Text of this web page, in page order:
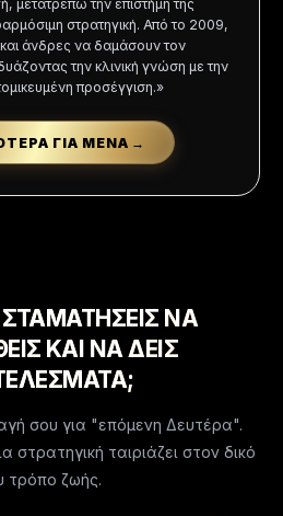
μετατρέπω την επιστήμη της
στρατηγική. Από το 2009,
άνδρες να δαμάσουν τον
την κλινική γνώση με την
προσέγγιση.»
ΓΙΑ ΜΕΝΑ →
ΝΑ
ΚΑΙ ΝΑ ΔΕΙΣ
σου για "επόμενη Δευτέρα".
στρατηγική ταιριάζει στον δικό
τρόπο ζωής.